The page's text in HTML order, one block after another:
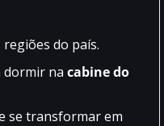
do país.
dormir na cabine do
se transformar em